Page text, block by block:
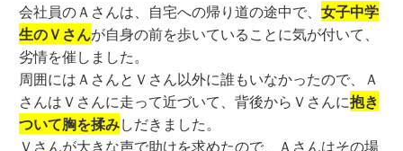
会社員のＡさんは、自宅への帰り道の途中で、女子中学
生のＶさんが自身の前を歩いていることに気が付いて、
劣情を催しました。
周囲にはＡさんとＶさん以外に誰もいなかったので、Ａ
さんはＶさんに走って近づいて、背後からＶさんに抱き
ついて胸を揉みしだきました。
Ｖさんが大きな声で助けを求めたので、Ａさんはその場